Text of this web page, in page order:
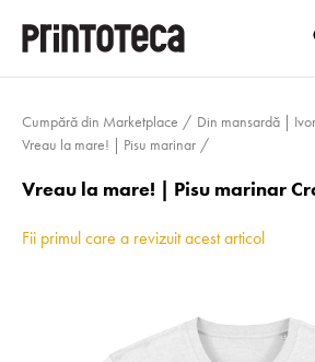
Cumpără din Marketplace
Din mansardă |
Vreau la mare! | Pisu marinar
Vreau la mare! | Pisu marinar
Fii primul care a revizuit acest articol